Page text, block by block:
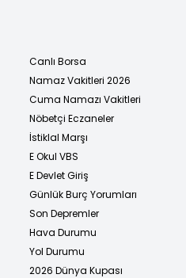
Canlı Borsa
Namaz Vakitleri 2026
Cuma Namazı Vakitleri
Nöbetçi Eczaneler
İstiklal Marşı
E Okul VBS
E Devlet Giriş
Günlük Burç Yorumları
Son Depremler
Hava Durumu
Yol Durumu
2026 Dünya Kupası